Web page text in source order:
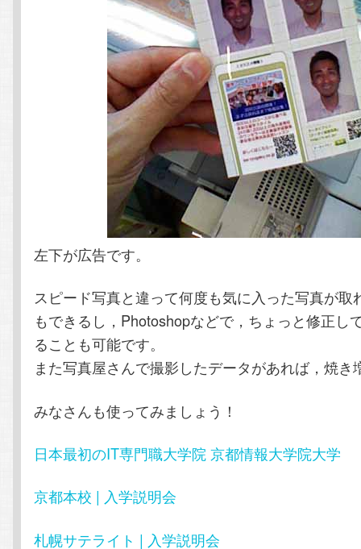
左下が広告です。
スピード写真と違って何度も気に入った写真が取
もできるし，Photoshopなどで，ちょっと修正し
ることも可能です。
また写真屋さんで撮影したデータがあれば，焼き
みなさんも使ってみましょう！
日本最初のIT専門職大学院 京都情報大学院大学
京都本校 | 入学説明会
札幌サテライト | 入学説明会